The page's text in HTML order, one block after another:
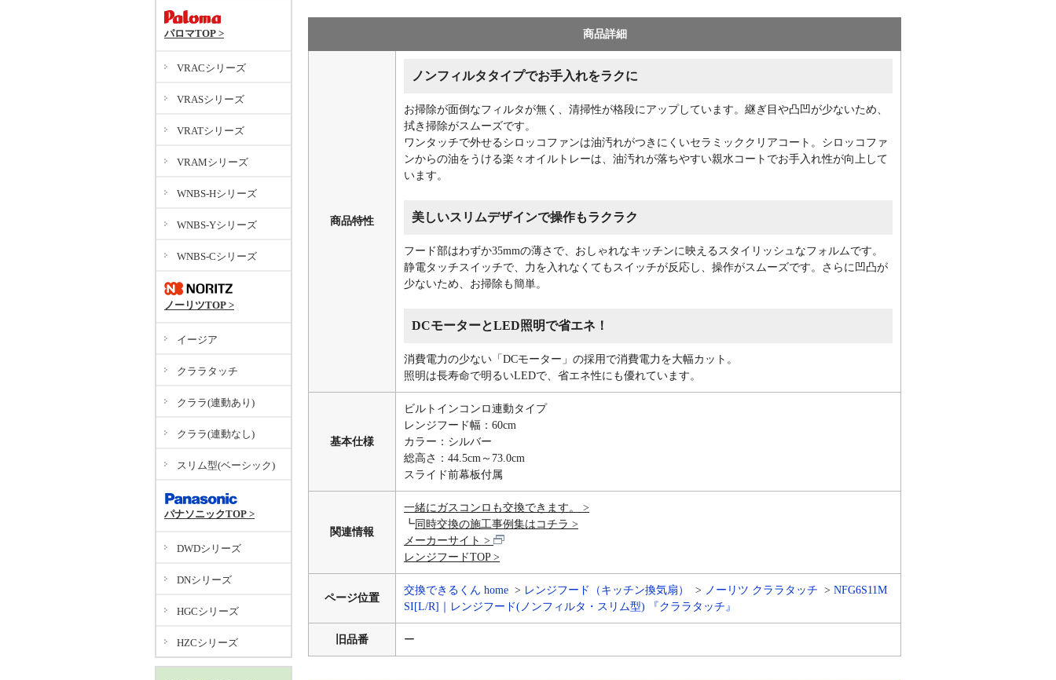
商品詳細
商品特性
ノンフィルタタイプでお手入れをラクに
お掃除が面倒なフィルタが無く、清掃性が格段にアップしています。継ぎ目や凸凹が少ないため、
拭き掃除がスムーズです。
ワンタッチで外せるシロッコファンは油汚れがつきにくいセラミッククリアコート。シロッコファ
ンからの油をうける楽々オイルトレーは、油汚れが落ちやすい親水コートでお手入れ性が向上して
います。
美しいスリムデザインで操作もラクラク
フード部はわずか35mmの薄さで、おしゃれなキッチンに映えるスタイリッシュなフォルムです。
静電タッチスイッチで、力を入れなくてもスイッチが反応し、操作がスムーズです。さらに凹凸が
少ないため、お掃除も簡単。
DCモーターとLED照明で省エネ！
消費電力の少ない「DCモーター」の採用で消費電力を大幅カット。
照明は長寿命で明るいLEDで、省エネ性にも優れています。
基本仕様
ビルトインコンロ連動タイプ
レンジフード幅：60cm
カラー：シルバー
総高さ：44.5cm～73.0cm
スライド前幕板付属
関連情報
一緒にガスコンロも交換できます。
┗ 同時交換の施工事例集はコチラ
メーカーサイト
レンジフードTOP
ページ位置
交換できるくん home レンジフード（キッチン換気扇） ノーリツ クララタッチ
NFG6S11M
SI[L/R]｜レンジフード(ノンフィルタ・スリム型) 『クララタッチ』
旧品番 ー
パロマTOP >
VRACシリーズ
VRASシリーズ
VRATシリーズ
VRAMシリーズ
WNBS-Hシリーズ
WNBS-Yシリーズ
WNBS-Cシリーズ
ノーリツTOP >
イージア
クララタッチ
クララ(連動あり)
クララ(連動なし)
スリム型(ベーシック)
パナソニックTOP >
DWDシリーズ
DNシリーズ
HGCシリーズ
HZCシリーズ